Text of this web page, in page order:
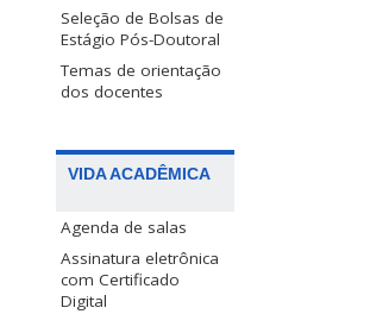
Seleção de Bolsas de
Estágio Pós-Doutoral
Temas de orientação
dos docentes
VIDA ACADÊMICA
Agenda de salas
Assinatura eletrônica
com Certificado
Digital